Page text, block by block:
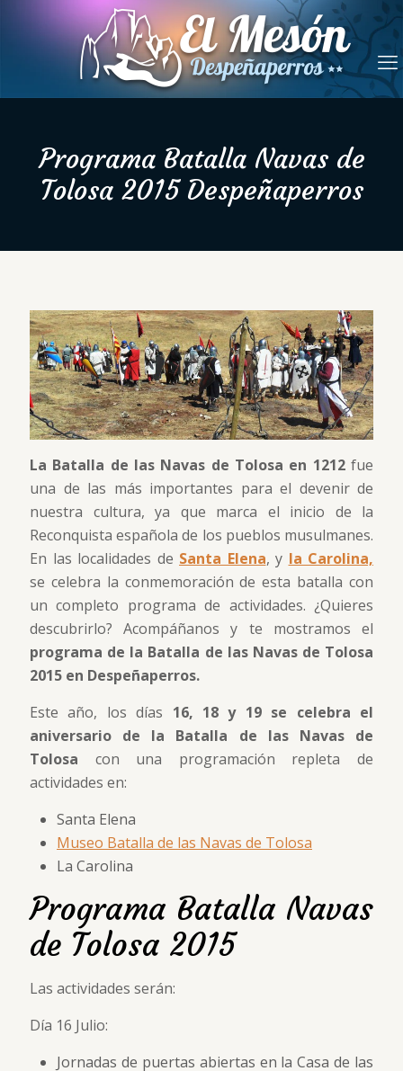
Programa Batalla Navas de
Tolosa 2015 Despeñaperros
La Batalla de las Navas de Tolosa en 1212fue
una de las más importantes para el devenir de
nuestra cultura, ya que marca el inicio de la
Reconquista española de los pueblos musulmanes.
En las localidades de Santa Elena, y la Carolina,
se celebra la conmemoración de esta batalla con
un completo programa de actividades. ¿Quieres
descubrirlo? Acompáñanos y te mostramos el
programa de la Batalla de las Navas de Tolosa
2015 en Despeñaperros.
Este año, los días 16, 18 y 19 se celebra el
aniversario de la Batalla de las Navas de
Tolosa con una programación repleta de
actividades en:
Santa Elena
Museo Batalla de las Navas de Tolosa
La Carolina
Programa Batalla Navas
de Tolosa 2015
Las actividades serán:
Día 16 Julio:
Jornadas de puertas abiertas en la Casa de las